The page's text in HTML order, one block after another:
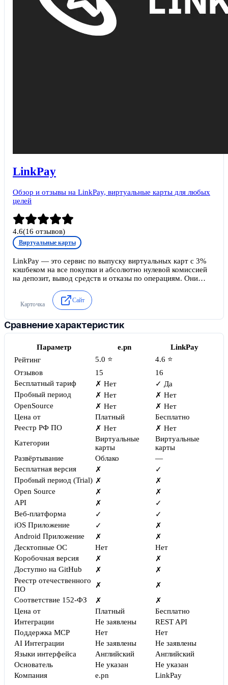
LinkPay
Обзор и отзывы на LinkPay, виртуальные карты для любых
целей
4.6(16 отзывов)
Виртуальные карты
LinkPay — это сервис по выпуску виртуальных карт с 3%
кэшбеком на все покупки и абсолютно нулевой комиссией
на депозит, вывод средств и отказы по операциям. Они
Ads, Google Ads, Bing ads и других, а также для обычных
покупок (подписки на AI, покупки на Amazon,
бронирование отелей), причем пока у них есть только
долларовые варианты. Хотя есть несколько ключевых
сервисов на рынке.
Карточка
Сайт
Сравнение характеристик
Параметр e.pn
LinkPay
Рейтинг
5.0 ⭐
4.6 ⭐
Отзывов
15
16
Бесплатный тариф
✗ Нет
✓ Да
Пробный период
✗ Нет
✗ Нет
OpenSource
✗ Нет
✗ Нет
Цена от
Платный
Бесплатно
Реестр РФ ПО
✗ Нет
✗ Нет
Категории
Виртуальные
карты
Виртуальные
карты
Развёртывание
Облако
—
Бесплатная версия
✗
✓
Пробный период (Trial) ✗
✗
Open Source
✗
✗
API
✗
✓
Веб-платформа
✓
✓
iOS Приложение
✓
✗
Android Приложение
✗
✗
Десктопные ОС
Нет
Нет
Коробочная версия
✗
✗
Доступно на GitHub
✗
✗
Реестр отечественного
ПО
✗
✗
Соответствие 152-ФЗ
✗
✗
Цена от
Платный
Бесплатно
Интеграции
Не заявлены
REST API
Поддержка MCP
Нет
Нет
AI Интеграции
Не заявлены
Не заявлены
Языки интерфейса
Английский
Английский
Основатель
Не указан
Не указан
Компания
e.pn LinkPay